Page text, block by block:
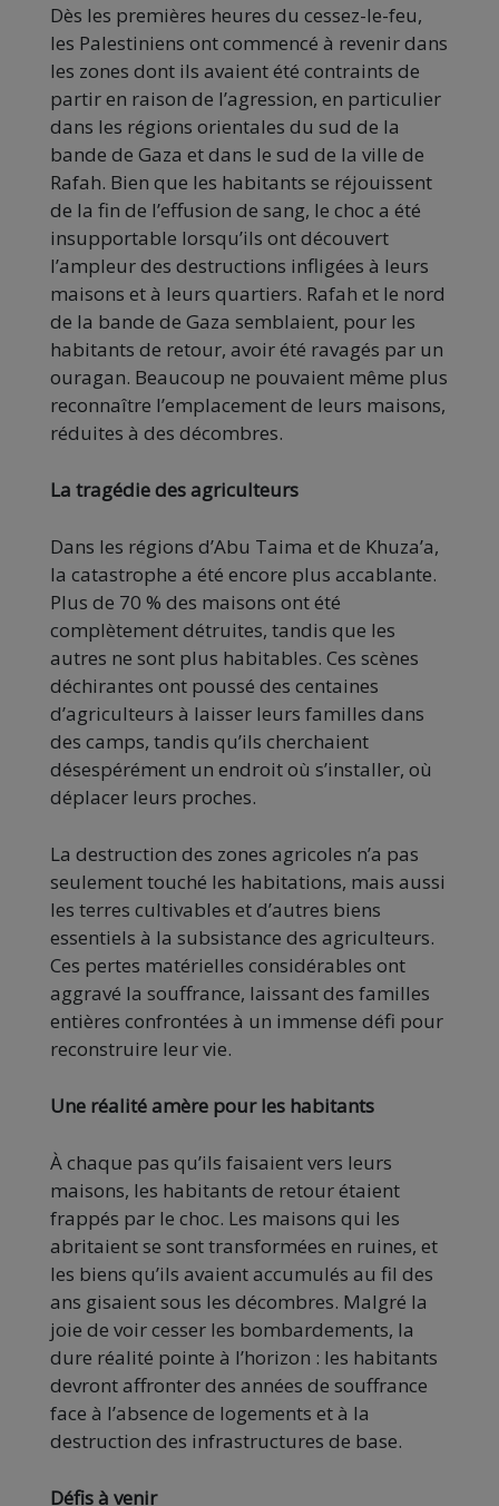
Dès les premières heures du cessez-le-feu,
les Palestiniens ont commencé à revenir dans
les zones dont ils avaient été contraints de
partir en raison de l’agression, en particulier
dans les régions orientales du sud de la
bande de Gaza et dans le sud de la ville de
Rafah. Bien que les habitants se réjouissent
de la fin de l’effusion de sang, le choc a été
insupportable lorsqu’ils ont découvert
l’ampleur des destructions infligées à leurs
maisons et à leurs quartiers. Rafah et le nord
de la bande de Gaza semblaient, pour les
habitants de retour, avoir été ravagés par un
ouragan. Beaucoup ne pouvaient même plus
reconnaître l’emplacement de leurs maisons,
réduites à des décombres.
La tragédie des agriculteurs
Dans les régions d’Abu Taima et de Khuza’a,
la catastrophe a été encore plus accablante.
Plus de 70 % des maisons ont été
complètement détruites, tandis que les
autres ne sont plus habitables. Ces scènes
déchirantes ont poussé des centaines
d’agriculteurs à laisser leurs familles dans
des camps, tandis qu’ils cherchaient
désespérément un endroit où s’installer, où
déplacer leurs proches.
La destruction des zones agricoles n’a pas
seulement touché les habitations, mais aussi
les terres cultivables et d’autres biens
essentiels à la subsistance des agriculteurs.
Ces pertes matérielles considérables ont
aggravé la souffrance, laissant des familles
entières confrontées à un immense défi pour
reconstruire leur vie.
Une réalité amère pour les habitants
À chaque pas qu’ils faisaient vers leurs
maisons, les habitants de retour étaient
frappés par le choc. Les maisons qui les
abritaient se sont transformées en ruines, et
les biens qu’ils avaient accumulés au fil des
ans gisaient sous les décombres. Malgré la
joie de voir cesser les bombardements, la
dure réalité pointe à l’horizon : les habitants
devront affronter des années de souffrance
face à l’absence de logements et à la
destruction des infrastructures de base.
Défis à venir